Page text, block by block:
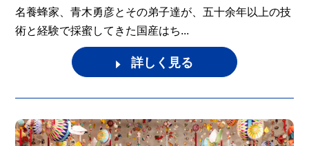
名養蜂家、青木勇彦とその弟子達が、五十余年以上の技
術と経験で採蜜してきた国産はち...
詳しく見る